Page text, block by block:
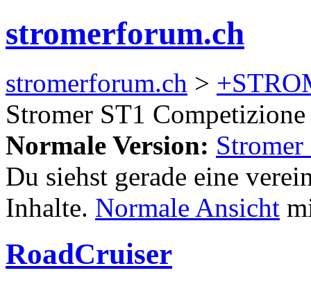
stromerforum.ch
stromerforum.ch >
Stromer ST1 Competizione
Normale Version:
Du siehst gerade eine
Inhalte. Normale Ansicht
RoadCruiser